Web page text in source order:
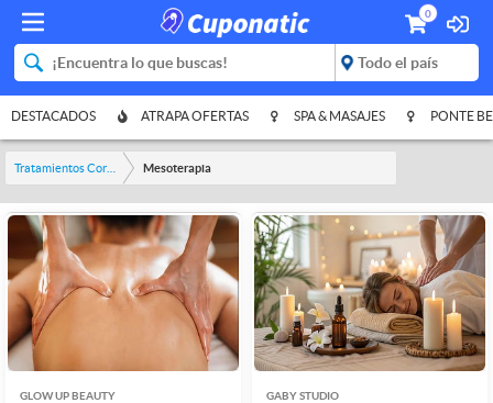
0
DESTACADOS ATRAPA OFERTAS SPA & MASAJES PONTE
Tratamientos Corporales Mesoterapia
GLOW UP BEAUTY GABY STUDIO